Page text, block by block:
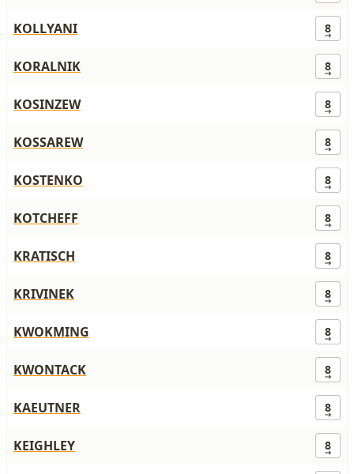
KOLLYANI 8
KORALNIK 8
KOSINZEW 8
KOSSAREW 8
KOSTENKO 8
KOTCHEFF 8
KRATISCH 8
KRIVINEK 8
KWOKMING 8
KWONTACK 8
KAEUTNER 8
KEIGHLEY 8